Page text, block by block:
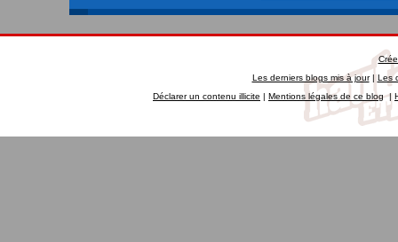
Les derniers blogs mis à jour|Les
Déclarer un contenu illicite | Mentions légales de ce blog|